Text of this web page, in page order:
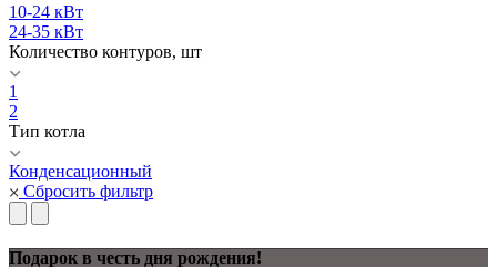
10-24 кВт
24-35 кВт
Количество контуров, шт
1
2
Тип котла
Конденсационный
Сбросить фильтр
Подарок в честь дня рождения!